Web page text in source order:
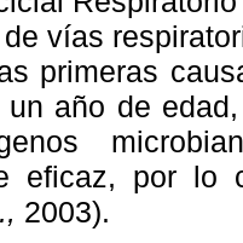
vías
primeras
un año de
eficaz, por lo
2003).